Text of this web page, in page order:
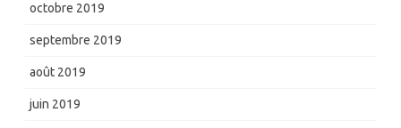
octobre 2019
septembre 2019
août 2019
juin 2019